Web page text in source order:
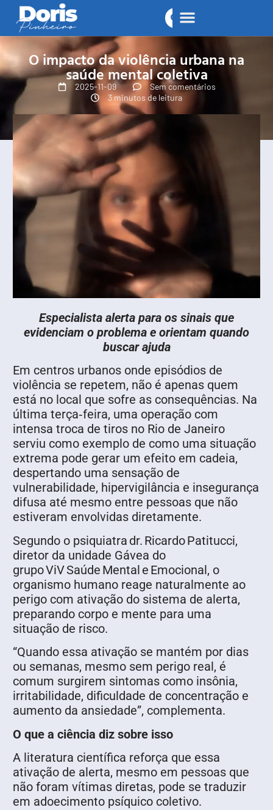
O impacto da violência urbana na
saúde mental coletiva
2025-11-09
Sem comentários
3 minutos de leitura
Especialista alerta para os sinais que
evidenciam o problema e orientam quando
buscar ajuda
Em centros urbanos onde episódios de
violência se repetem, não é apenas quem
está no local que sofre as consequências. Na
última terça‑feira, uma operação com
intensa troca de tiros no Rio de Janeiro
serviu como exemplo de como uma situação
extrema pode gerar um efeito em cadeia,
despertando uma sensação de
vulnerabilidade, hipervigilância e insegurança
difusa até mesmo entre pessoas que não
estiveram envolvidas diretamente.
Segundo o psiquiatra dr. Ricardo Patitucci,
diretor da unidade Gávea do
grupo ViV Saúde Mental e Emocional, o
organismo humano reage naturalmente ao
perigo com ativação do sistema de alerta,
preparando corpo e mente para uma
situação de risco.
“Quando essa ativação se mantém por dias
ou semanas, mesmo sem perigo real, é
comum surgirem sintomas como insônia,
irritabilidade, dificuldade de concentração e
aumento da ansiedade”, complementa.
O que a ciência diz sobre isso
A literatura científica reforça que essa
ativação de alerta, mesmo em pessoas que
não foram vítimas diretas, pode se traduzir
em adoecimento psíquico coletivo.